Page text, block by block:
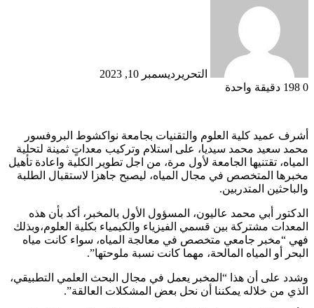
التحرير ديسمبر 10, 2023
0
دقيقة واحدة
أشرف عميد كلية العلوم والتقنيات بجامعة نواكشوط البروفسور
محمد سعيد محمد سيديا، على استلام وتركيب معداتٍ ثمينة لتحلية
المياه، تقتنيها الجامعة لأول مرة، من اجل تطوير الكلية واعادة تأهيل
مخبرها المتخصص في مجال المياه، ليصبح جاهزا لاستقبال الطلبة
والباحثين المتدربين.
الدكتور أبي محمد عاليون، المسؤول الأول بالمخبر، أكد بأن هذه
المعدات مشتركة بين قسمي الفيزياء والكيمياء بكلية العلوم،وبذلك
فهي “مخبر جامعي متخصص في معالجة المياه، سواء كانت مياه
البحر أو المياه المالحة، مهما كانت نسبة ملوحتها”.
وشدد على أن هذا “المخبر يعمل في مجال البحث العلمي التطبيقي،
الذي من خلاله يمكننا أن نحل بعض المشكلات العالقة”.